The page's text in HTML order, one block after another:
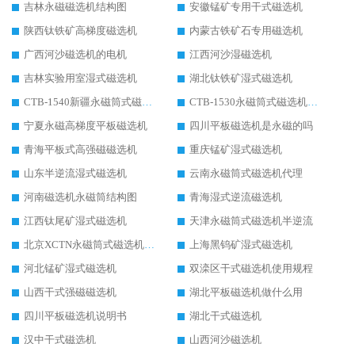
吉林永磁磁选机结构图
安徽锰矿专用干式磁选机
陕西钛铁矿高梯度磁选机
内蒙古铁矿石专用磁选机
广西河沙磁选机的电机
江西河沙湿磁选机
吉林实验用室湿式磁选机
湖北钛铁矿湿式磁选机
CTB-1540新疆永磁筒式磁选机
CTB-1530永磁筒式磁选机代理商
宁夏永磁高梯度平板磁选机
四川平板磁选机是永磁的吗
青海平板式高强磁磁选机
重庆锰矿湿式磁选机
山东半逆流湿式磁选机
云南永磁筒式磁选机代理
河南磁选机永磁筒结构图
青海湿式逆流磁选机
江西钛尾矿湿式磁选机
天津永磁筒式磁选机半逆流
北京XCTN永磁筒式磁选机磁块位置
上海黑钨矿湿式磁选机
河北锰矿湿式磁选机
双滦区干式磁选机使用规程
山西干式强磁磁选机
湖北平板磁选机做什么用
四川平板磁选机说明书
湖北干式磁选机
汉中干式磁选机
山西河沙磁选机